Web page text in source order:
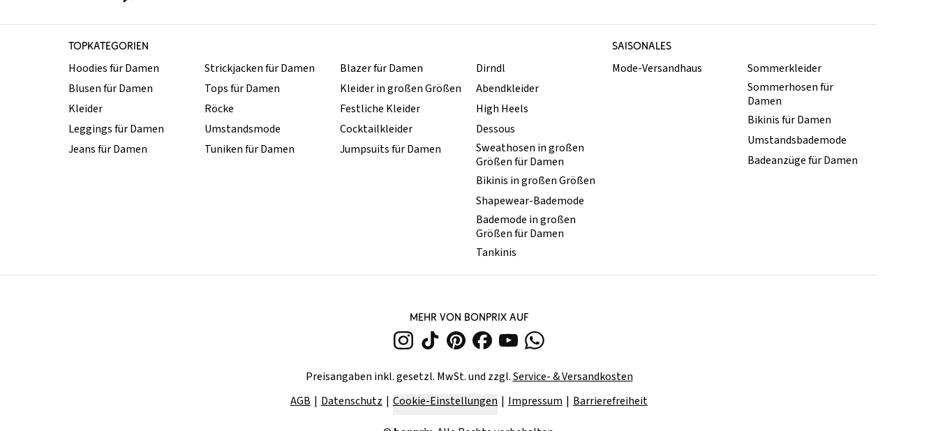
TOPKATEGORIEN SAISONALES
Hoodies für Damen
Blusen für Damen
Kleider
Leggings für Damen
Jeans für Damen
Strickjacken für Damen
Tops für Damen
Röcke
Umstandsmode
Tuniken für Damen
Blazer für Damen
Kleider in großen Größen
Festliche Kleider
Cocktailkleider
Jumpsuits für Damen
Dirndl
Abendkleider
High Heels
Dessous
Sweathosen in großen
Größen für Damen
Mode-Versandhaus
Sommerkleider
Sommerhosen für
Damen
Bikinis für Damen
Umstandsbademode
Badeanzüge für Damen
Bikinis in großen Größen
Shapewear-Bademode
Bademode in großen
Größen für Damen
Tankinis
MEHR VON BONPRIX AUF
Preisangaben inkl. gesetzl. MwSt. und zzgl.Service- & Versandkosten
AGB
Datenschutz Cookie-Einstellungen Impressum Barrierefreiheit